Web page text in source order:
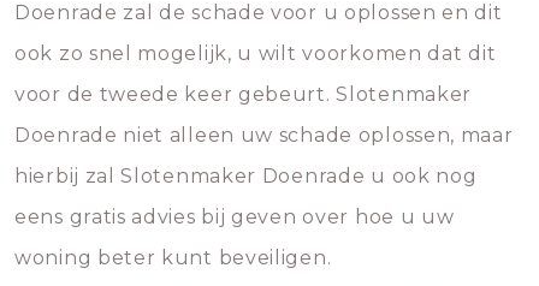
Doenrade zal de schade voor u oplossen en dit
ook zo snel mogelijk, u wilt voorkomen dat dit
voor de tweede keer gebeurt. Slotenmaker
Doenrade niet alleen uw schade oplossen, maar
hierbij zal Slotenmaker Doenrade u ook nog
eens gratis advies bij geven over hoe u uw
woning beter kunt beveiligen.